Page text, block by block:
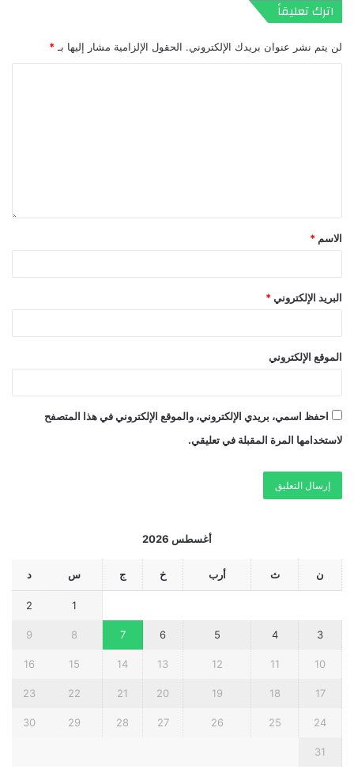
اترك تعليقاً
لن يتم نشر عنوان بريدك الإلكتروني. الحقول الإلزامية مشار إليها بـ *
الاسم *
البريد الإلكتروني *
الموقع الإلكتروني
احفظ اسمي، بريدي الإلكتروني، والموقع الإلكتروني في هذا المتصفح
لاستخدامها المرة المقبلة في تعليقي.
أغسطس 2026
ن ث أرب خ ج س د
1
2
3
4
5
6
7
8
9
10
11
12
13
14
15
16
17
18
19
20
21
22
23
24
25
26
27
28
29
30
31